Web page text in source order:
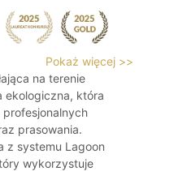
Pokaż więcej >>
na terenie
ekologiczna, która
profesjonalnych
prasowania.
z systemu Lagoon
wykorzystuje